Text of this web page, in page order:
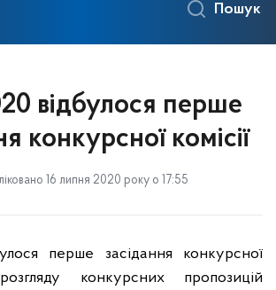
Пошук
відбулося перше
конкурсної комісії
16 липня 2020 року о 17:55
перше засідання конкурсної
конкурсних пропозицій